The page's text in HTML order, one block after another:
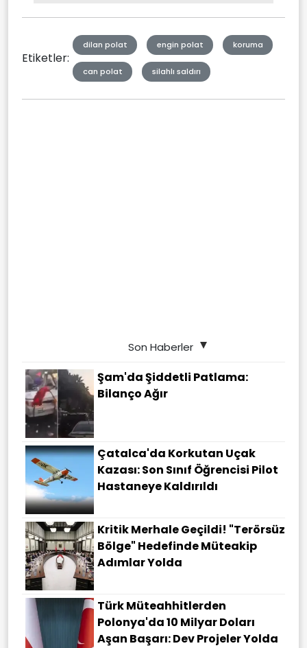
Etiketler:
dilan polat engin polat koruma
can polat silahlı saldırı
Son Haberler
Şam'da Şiddetli Patlama:
Bilanço Ağır
Çatalca'da Korkutan Uçak
Kazası: Son Sınıf Öğrencisi Pilot
Hastaneye Kaldırıldı
Kritik Merhale Geçildi! "Terörsüz
Bölge" Hedefinde Müteakip
Adımlar Yolda
Türk Müteahhitlerden
Polonya'da 10 Milyar Doları
Aşan Başarı: Dev Projeler Yolda